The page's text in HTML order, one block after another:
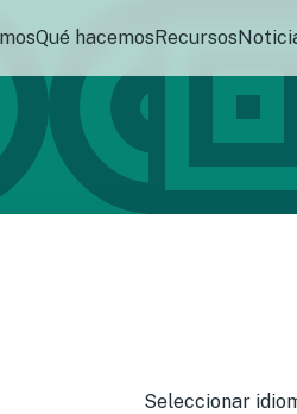
Qué hacemosRecursos
Seleccionar